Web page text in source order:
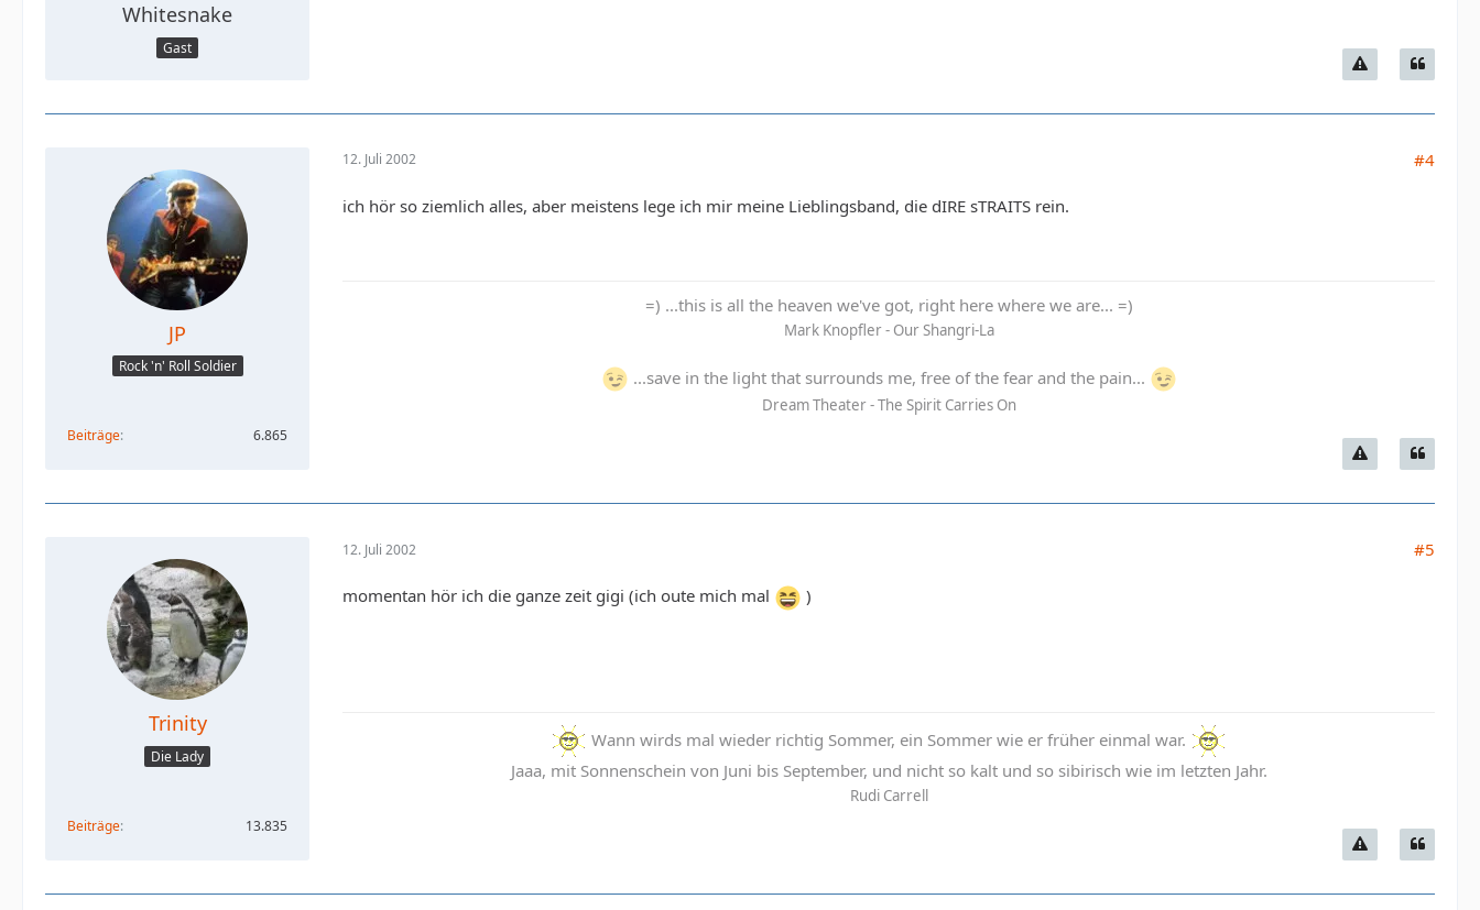
Whitesnake
Gast
JP
Rock 'n' Roll Soldier
Beiträge 6.865
12. Juli 2002 #4
ich hör so ziemlich alles, aber meistens lege ich mir meine Lieblingsband, die dIRE sTRAITS rein.
=) ...this is all the heaven we've got, right here where we are... =)
Mark Knopfler - Our Shangri-La
...save in the light that surrounds me, free of the fear and the pain...
Dream Theater - The Spirit Carries On
Trinity
Die Lady
Beiträge 13.835
12. Juli 2002 #5
momentan hör ich die ganze zeit gigi (ich oute mich mal )
Wann wirds mal wieder richtig Sommer, ein Sommer wie er früher einmal war.
Jaaa, mit Sonnenschein von Juni bis September, und nicht so kalt und so sibirisch wie im letzten Jahr.
Rudi Carrell